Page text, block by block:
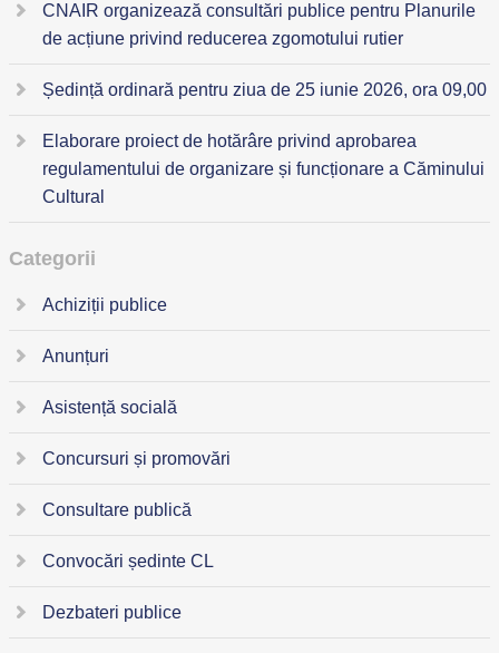
CNAIR organizează consultări publice pentru Planurile
de acțiune privind reducerea zgomotului rutier
Ședință ordinară pentru ziua de 25 iunie 2026, ora 09,00
Elaborare proiect de hotărâre privind aprobarea
regulamentului de organizare și funcționare a Căminului
Cultural
Categorii
Achiziții publice
Anunțuri
Asistență socială
Concursuri și promovări
Consultare publică
Convocări ședinte CL
Dezbateri publice